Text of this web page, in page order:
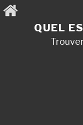
Aller
au
QUEL